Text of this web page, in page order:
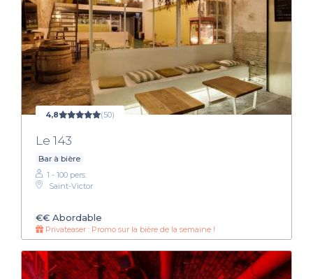
4,8 (50)
Le 143
Bar à bière
1 - 100 pers.
Saint-Victor
€€ Abordable
Privateaser : Promo sur la bière de la semaine !